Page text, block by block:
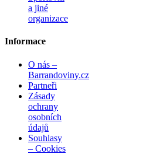
a jiné
organizace
Informace
O nás –
Barrandoviny.cz
Partneři
Zásady
ochrany
osobních
údajů
Souhlasy
– Cookies